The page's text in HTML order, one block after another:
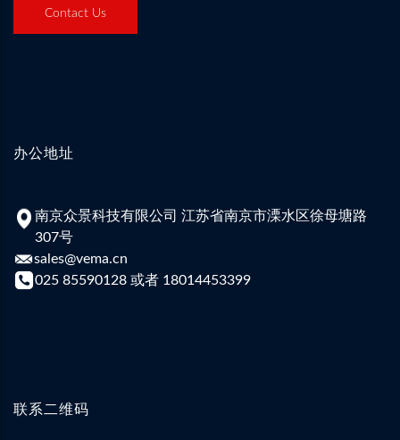
Contact Us
办公地址
南京众景科技有限公司 江苏省南京市溧水区徐母塘路
307号
sales@vema.cn
025 85590128 或者 18014453399
联系二维码